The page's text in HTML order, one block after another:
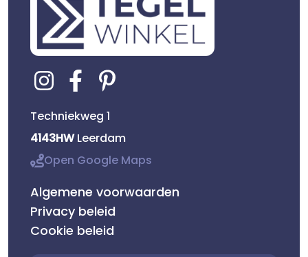
Techniekweg 1
4143HWLeerdam
Open Google Maps
Algemene voorwaarden
Privacy beleid
Cookie beleid